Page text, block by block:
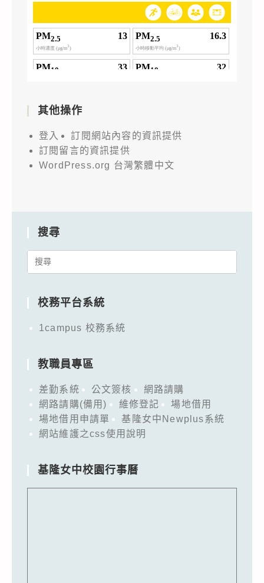
其他操作
登入
訂閱網站內容的資訊提供
訂閱留言的資訊提供
WordPress.org 台灣繁體中文
搜尋
Search
校務平台系統
1campus 校務系統
教職員專區
差勤系統 公文簽核
網路請購
網路請購(備用)
維修登記
場地借用
場地借用申請單
基隆女中Newplus系統
網站維護之css使用說明
基隆女中校園行事曆